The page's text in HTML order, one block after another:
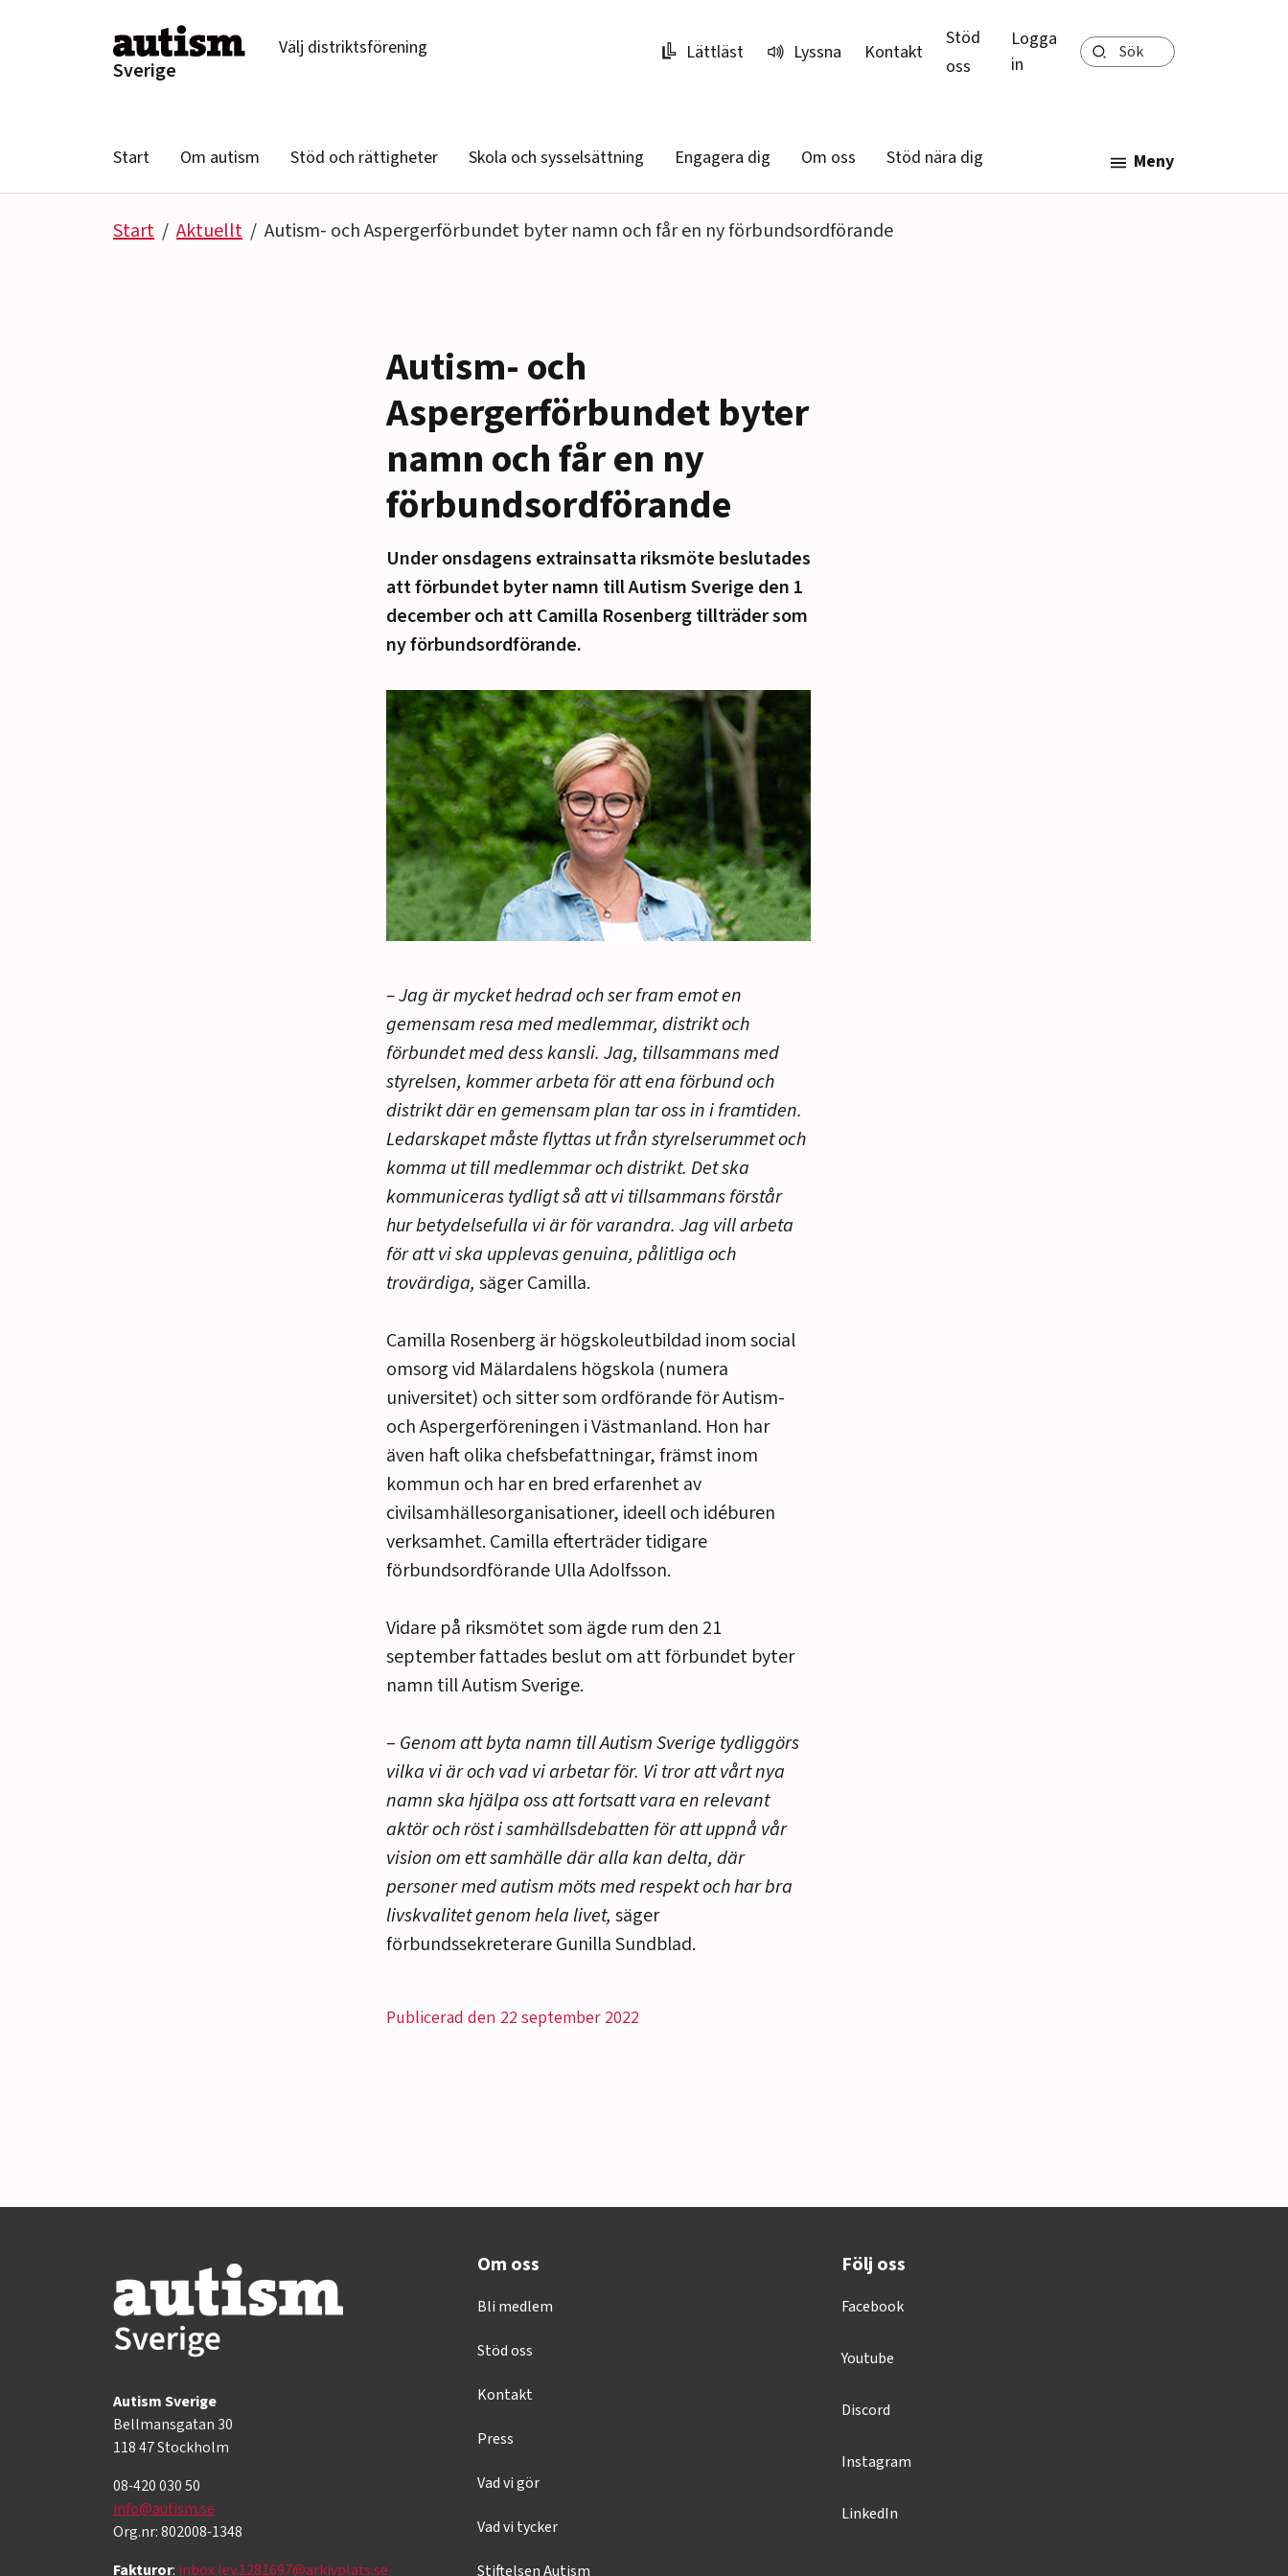
Sverige
Välj distriktsförening Lättläst Lyssna Kontakt
Stöd
oss
Logga
in
Sök
Start Om autism Stöd och rättigheter Skola och sysselsättning Engagera dig Om oss Stöd nära dig Meny
Start Aktuellt Autism- och Aspergerförbundet byter namn och får en ny förbundsordförande
Autism- och
Aspergerförbundet byter
namn och får en ny
förbundsordförande
Under onsdagens extrainsatta riksmöte beslutades
att förbundet byter namn till Autism Sverige den 1
december och att Camilla Rosenberg tillträder som
ny förbundsordförande.
– Jag är mycket hedrad och ser fram emot en
gemensam resa med medlemmar, distrikt och
förbundet med dess kansli. Jag, tillsammans med
styrelsen, kommer arbeta för att ena förbund och
distrikt där en gemensam plan tar oss in i framtiden.
Ledarskapet måste flyttas ut från styrelserummet och
komma ut till medlemmar och distrikt. Det ska
kommuniceras tydligt så att vi tillsammans förstår
hur betydelsefulla vi är för varandra. Jag vill arbeta
för att vi ska upplevas genuina, pålitliga och
trovärdiga, säger Camilla.
Camilla Rosenberg är högskoleutbildad inom social
omsorg vid Mälardalens högskola (numera
universitet) och sitter som ordförande för Autism-
och Aspergerföreningen i Västmanland. Hon har
även haft olika chefsbefattningar, främst inom
kommun och har en bred erfarenhet av
civilsamhällesorganisationer, ideell och idéburen
verksamhet. Camilla efterträder tidigare
förbundsordförande Ulla Adolfsson.
Vidare på riksmötet som ägde rum den 21
september fattades beslut om att förbundet byter
namn till Autism Sverige.
– Genom att byta namn till Autism Sverige tydliggörs
vilka vi är och vad vi arbetar för. Vi tror att vårt nya
namn ska hjälpa oss att fortsatt vara en relevant
aktör och röst i samhällsdebatten för att uppnå vår
vision om ett samhälle där alla kan delta, där
personer med autism möts med respekt och har bra
livskvalitet genom hela livet, säger
förbundssekreterare Gunilla Sundblad.
Publicerad den 22 september 2022
Autism Sverige
Bellmansgatan 30
118 47 Stockholm
08-420 030 50
info@autism.se
Org.nr: 802008-1348
Fakturor: inbox.lev.1281697@arkivplats.se
Om oss
Bli medlem
Stöd oss
Kontakt
Press
Vad vi gör
Vad vi tycker
Stiftelsen Autism
Följ oss
Facebook
Youtube
Discord
Instagram
LinkedIn